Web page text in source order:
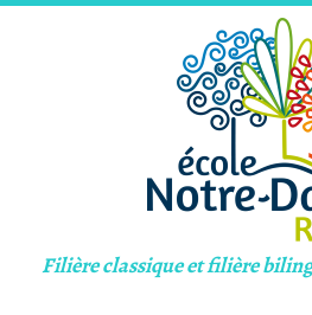
Filière classique et filière